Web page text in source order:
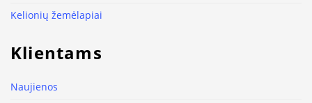
Kelionių žemėlapiai
Klientams
Naujienos